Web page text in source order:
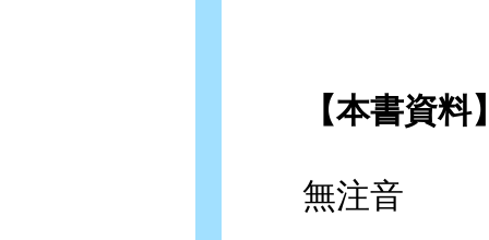
【本書資料
無注音